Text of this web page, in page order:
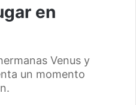
en
Venus y
un momento